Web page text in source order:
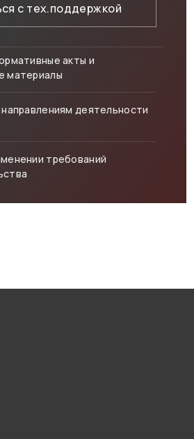
с тех.поддержкой
акты и
материалы
деятельности
требований